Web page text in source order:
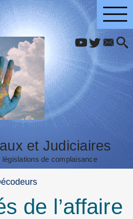
et Judiciaires
législations de complaisance
de l’affaire